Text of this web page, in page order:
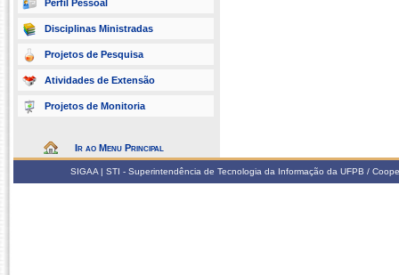
Perfil Pessoal
Disciplinas Ministradas
Projetos de Pesquisa
Atividades de Extensão
Projetos de Monitoria
Ir ao Menu Principal
SIGAA | STI - Superintendência de Tecnologia da Informação da UFPB /